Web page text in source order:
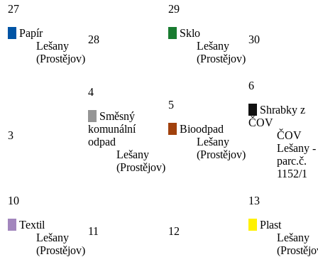
27
Papír
Lešany
(Prostějov)
28
29
Sklo
Lešany
(Prostějov)
30
3
4
Směsný
komunální
odpad
Lešany
(Prostějov)
5
Bioodpad
Lešany
(Prostějov)
6
Shrabky z
ČOV
ČOV
Lešany -
parc.č.
1152/1
10
Textil
Lešany
(Prostějov)
11 12
13
Plast
Lešany